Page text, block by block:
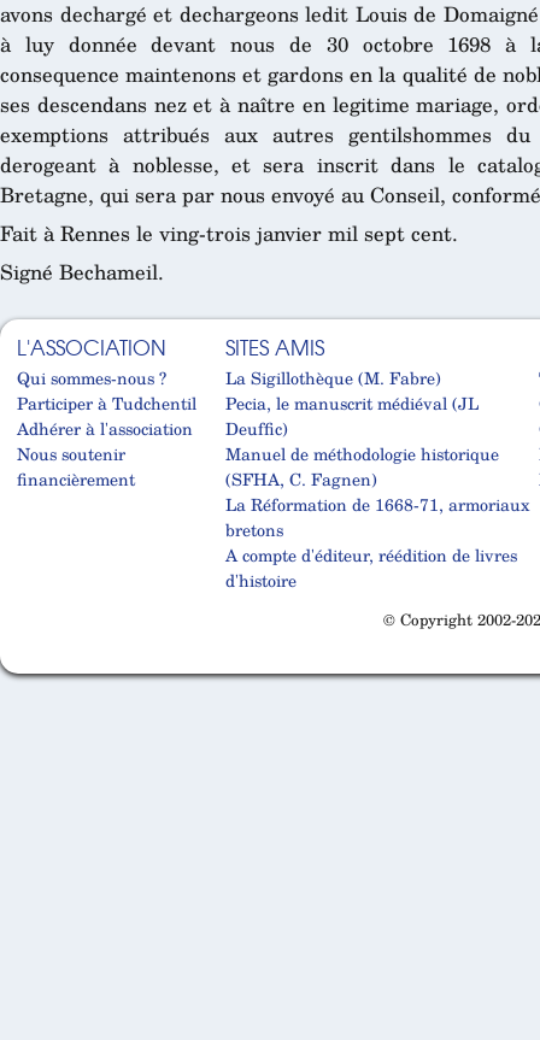
avons dechargé et dechargeons ledit Louis de
à luy donnée devant nous de 30 octobre 1698 à
consequence maintenons et gardons en la qualité de
ses descendans nez et à naître en legitime mariage,
exemptions attribués aux autres gentilshommes
derogeant à noblesse, et sera inscrit dans le
Bretagne, qui sera par nous envoyé au Conseil,
Fait à Rennes le ving-trois janvier mil sept cent.
Signé Bechameil.
L'ASSOCIATION
Qui sommes-nous ?
Participer à Tudchentil
Adhérer à l'association
Nous soutenir
financièrement
SITES AMIS
La Sigillothèque (M. Fabre)
Pecia, le manuscrit médiéval (JL
Deuffic)
Manuel de méthodologie historique
(SFHA, C. Fagnen)
La Réformation de 1668-71, armoriaux
bretons
A compte d'éditeur, réédition de livres
d'histoire
© Copyright 2002-